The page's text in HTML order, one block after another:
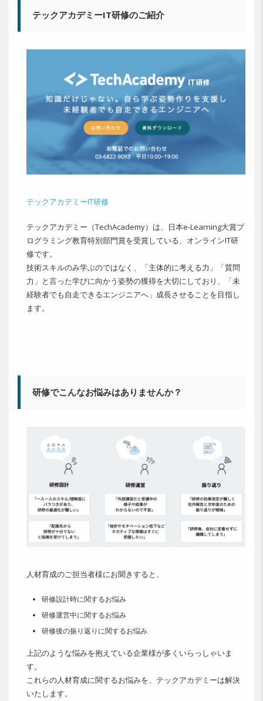
テックアカデミーIT研修のご紹介
テックアカデミーIT研修
テックアカデミー（TechAcademy）は、日本e-Learning大賞プ
ログラミング教育特別部門賞を受賞している、オンラインIT研
修です。
技術スキルのみ学ぶのではなく、「主体的に考える力」「質問
力」と言った学びに向かう姿勢の獲得を大切にしており、「未
経験者でも自走できるエンジニアへ」成長させることを目指し
ます。
研修でこんなお悩みはありませんか？
人材育成のご担当者様にお聞きすると、
研修設計時に関するお悩み
研修運営中に関するお悩み
研修後の振り返りに関するお悩み
上記のような悩みを抱えている企業様が多くいらっしゃいま
す。
これらの人材育成に関するお悩みを、テックアカデミーは解決
いたします。